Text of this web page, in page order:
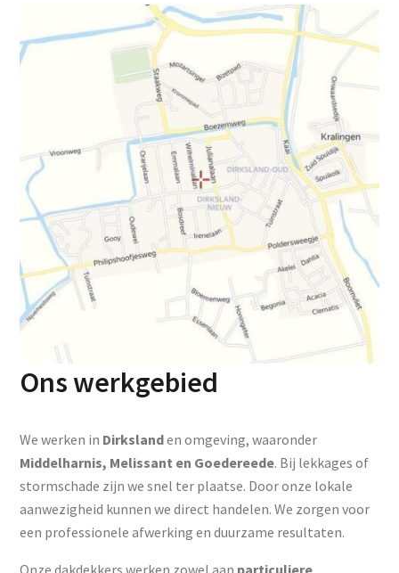
Ons werkgebied
We werken in Dirkslanden omgeving, waaronder
Middelharnis, Melissant en Goedereede. Bij lekkages of
stormschade zijn we snel ter plaatse. Door onze lokale
aanwezigheid kunnen we direct handelen. We zorgen voor
een professionele afwerking en duurzame resultaten.
Onze dakdekkers werken zowel aan particuliere